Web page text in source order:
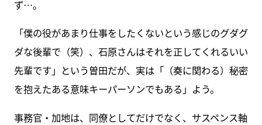
ず…。
「僕の役があまり仕事をしたくないという感じのグダグ
ダな後輩で（笑）、石原さんはそれを正してくれるいい
先輩です」という曽田だが、実は「（奏に関わる）秘密
を抱えたある意味キーパーソンでもある」よう。
事務官・加地は、同僚としてだけでなく、サスペンス軸